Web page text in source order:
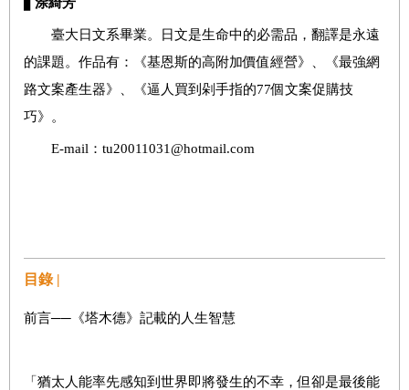
臺大日文系畢業。日文是生命中的必需品，翻譯是永遠
的課題。作品有：《基恩斯的高附加價值經營》、《最強網
路文案產生器》、《逼人買到剁手指的77個文案促購技
巧》。
E-mail：tu20011031@hotmail.com
目錄 |
前言──《塔木德》記載的人生智慧
「猶太人能率先感知到世界即將發生的不幸，但卻是最後能